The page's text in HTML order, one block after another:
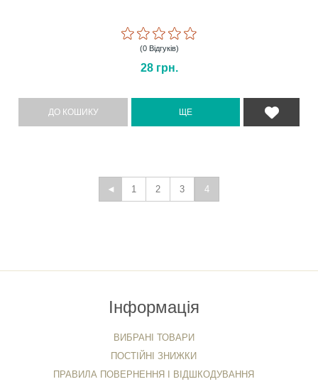
(0 Відгуків)
28 грн.
1 2 3 4
Інформація
ВИБРАНІ ТОВАРИ
ПОСТІЙНІ ЗНИЖКИ
ПРАВИЛА ПОВЕРНЕННЯ І ВІДШКОДУВАННЯ